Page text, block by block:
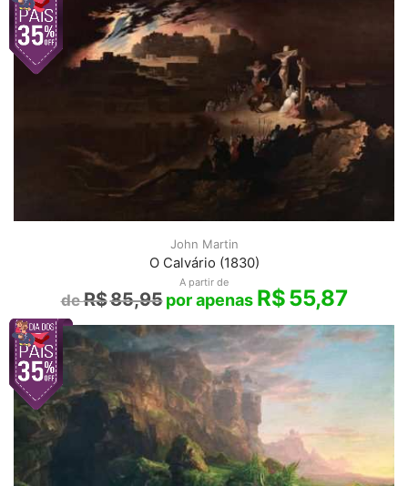
John Martin
O Calvário (1830)
A partir de
R$85,95 R$55,87